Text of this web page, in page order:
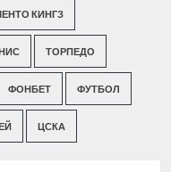
КИНГЗ
ТОРПЕДО
ФОНБЕТ ФУТБОЛ
ЦСКА